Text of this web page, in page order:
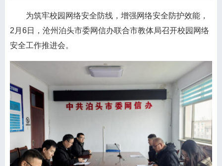
为筑牢校园网络安全防线，增强网络安全防护效能，
2月6日，沧州泊头市委网信办联合市教体局召开校园网络
安全工作推进会。